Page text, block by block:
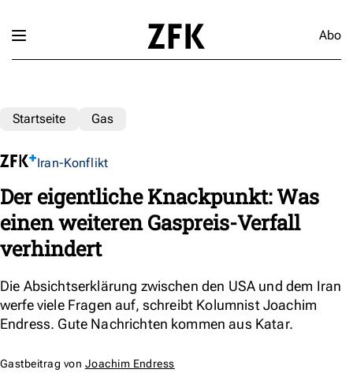
Abo
Startseite Gas
Iran-Konflikt
Der eigentliche Knackpunkt: Was
einen weiteren Gaspreis-Verfall
verhindert
Die Absichtserklärung zwischen den USA und dem Iran
werfe viele Fragen auf, schreibt Kolumnist Joachim
Endress. Gute Nachrichten kommen aus Katar.
Gastbeitrag von Joachim Endress